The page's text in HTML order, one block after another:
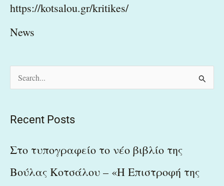
https://kotsalou.gr/kritikes/
News
c
f
Recent Posts
Στο τυπογραφείο το νέο βιβλίο της
Βούλας Κοτσάλου – «Η Επιστροφή της